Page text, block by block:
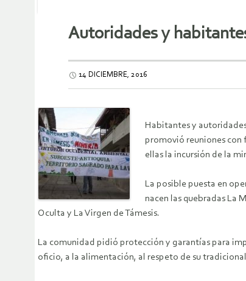
Autoridades y
14 DICIEMBRE, 2016
Habitantes y
promovió reuniones con
ellas la incursión de la
La posible puesta en
nacen las quebradas La
Oculta y La Virgen de Támesis.
La comunidad pidió protección y garantías para
oficio, a la alimentación, al respeto de su